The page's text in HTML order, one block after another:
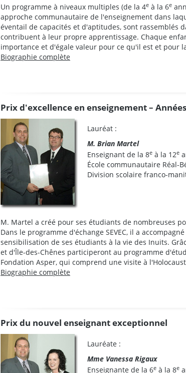
Un programme à niveaux multiples (de la 4e à la 6e
approche communautaire de l'enseignement dans
éventail de capacités et d'aptitudes, sont
contribuent à leur propre apprentissage. Chaque
importance et d'égale valeur pour ce qu'il est et pour
Biographie complète
Prix d'excellence en enseignement –
Lauréat :
M. Brian Martel
Enseignant de la 8e à la 12e
École communautaire Réal-
Division scolaire franco-
M. Martel a créé pour ses étudiants de nombreuses
Dans le programme d'échange SEVEC, il a
sensibilisation de ses étudiants à la vie des Inuits.
et d'Île-des-Chênes participeront au programme
Fondation Asper, qui comprend une visite à
Biographie complète
Prix du nouvel enseignant exceptionnel
Lauréate :
Mme Vanessa Rigaux
Enseignante de la 6e à la 8e